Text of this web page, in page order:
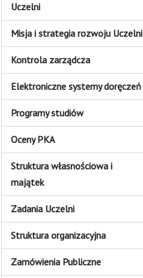
Uczelni
Misja i strategia rozwoju Uczelni
Kontrola zarządcza
Elektroniczne systemy doręczeń
Programy studiów
Oceny PKA
Struktura własnościowa i
majątek
Zadania Uczelni
Struktura organizacyjna
Zamówienia Publiczne